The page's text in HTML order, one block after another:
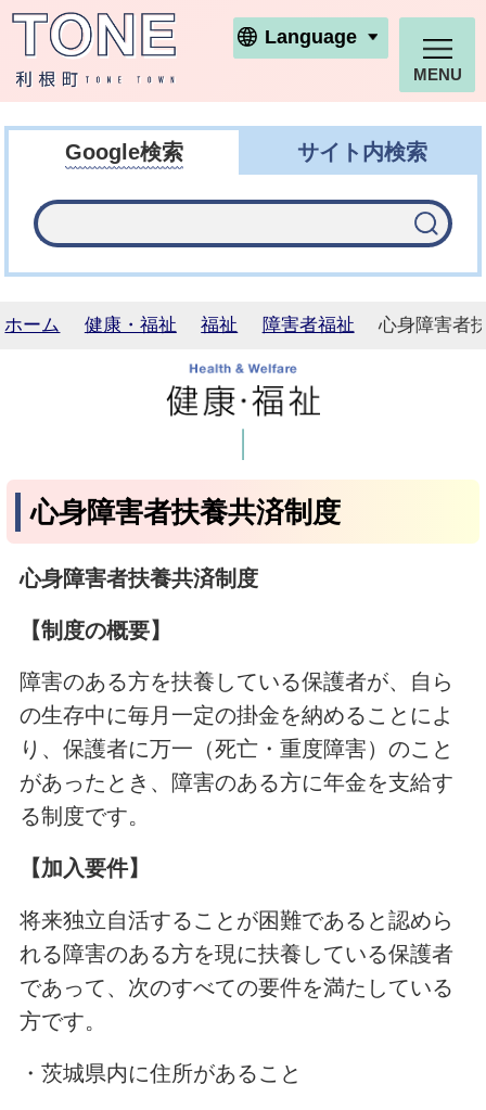
利根町ホームページ
Language
MENU
Google検索 サイト内検索
ホーム 健康・福祉 福祉 障害者福祉 心身障害者
心身障害者扶養共済制度
心身障害者扶養共済制度
【制度の概要】
障害のある方を扶養している保護者が、自ら
の生存中に毎月一定の掛金を納めることによ
り、保護者に万一（死亡・重度障害）のこと
があったとき、障害のある方に年金を支給す
る制度です。
【加入要件】
将来独立自活することが困難であると認めら
れる障害のある方を現に扶養している保護者
であって、次のすべての要件を満たしている
方です。
・茨城県内に住所があること